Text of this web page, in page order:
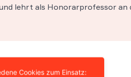
lehrt als Honorarprofessor an
Cookies zum Einsatz: